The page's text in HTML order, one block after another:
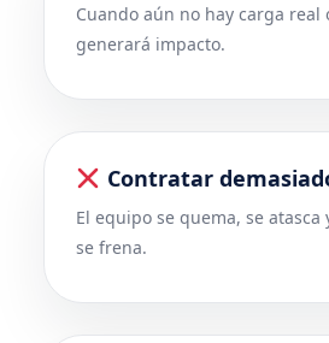
Cuando aún no hay carga real
generará impacto.
Contratar
El equipo se quema, se
se frena.